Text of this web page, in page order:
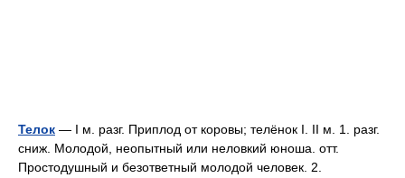
Телок — I м. разг. Приплод от коровы; телёнок I. II м. 1. разг.
сниж. Молодой, неопытный или неловкий юноша. отт.
Простодушный и безответный молодой человек. 2.